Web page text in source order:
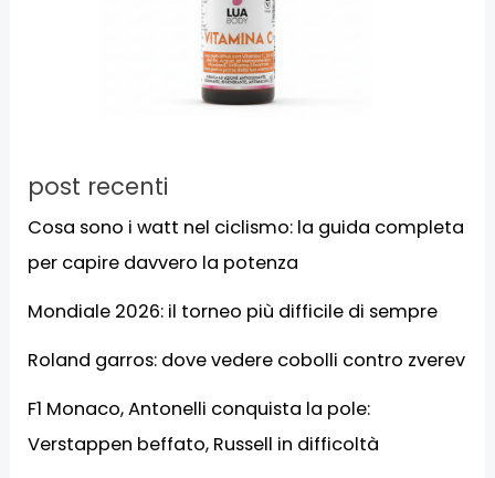
post recenti
Cosa sono i watt nel ciclismo: la guida completa
per capire davvero la potenza
Mondiale 2026: il torneo più difficile di sempre
Roland garros: dove vedere cobolli contro zverev
F1 Monaco, Antonelli conquista la pole:
Verstappen beffato, Russell in difficoltà